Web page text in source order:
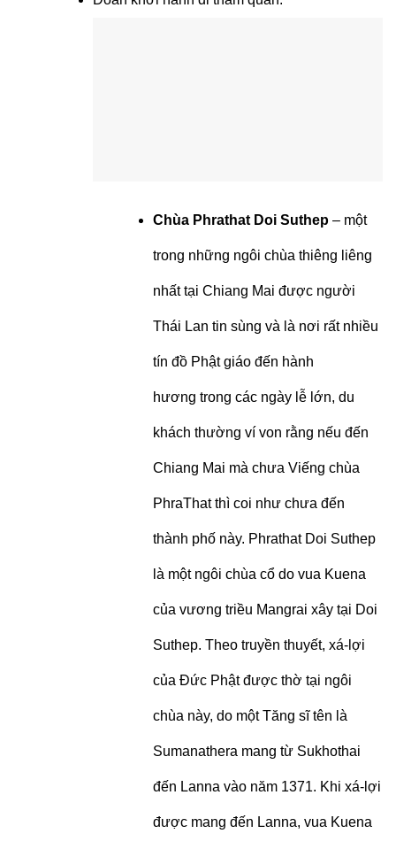
Chùa Phrathat Doi Suthep– một
trong những ngôi chùa thiêng liêng
nhất tại Chiang Mai được người
Thái Lan tin sùng và là nơi rất nhiều
tín đồ Phật giáo đến hành
hương trong các ngày lễ lớn, du
khách thường ví von rằng nếu đến
Chiang Mai mà chưa Viếng chùa
PhraThat thì coi như chưa đến
thành phố này. Phrathat Doi Suthep
là một ngôi chùa cổ do vua Kuena
của vương triều Mangrai xây tại Doi
Suthep. Theo truyền thuyết, xá-lợi
của Đức Phật được thờ tại ngôi
chùa này, do một Tăng sĩ tên là
Sumanathera mang từ Sukhothai
đến Lanna vào năm 1371. Khi xá-lợi
được mang đến Lanna, vua Kuena